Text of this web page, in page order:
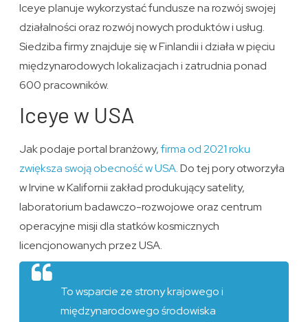
Iceye planuje wykorzystać fundusze na rozwój swojej
działalności oraz rozwój nowych produktów i usług.
Siedziba firmy znajduje się w Finlandii i działa w pięciu
międzynarodowych lokalizacjach i zatrudnia ponad
600 pracowników.
Iceye w USA
Jak podaje portal branżowy,firma od 2021 roku
zwiększa swoją obecność w USA. Do tej pory otworzyła
w Irvine w Kalifornii zakład produkujący satelity,
laboratorium badawczo-rozwojowe oraz centrum
operacyjne misji dla statków kosmicznych
licencjonowanych przez USA.
To wsparcie ze strony krajowego i
międzynarodowego środowiska